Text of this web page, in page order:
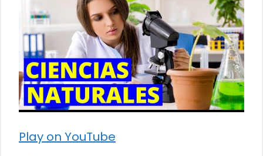
Play on YouTube